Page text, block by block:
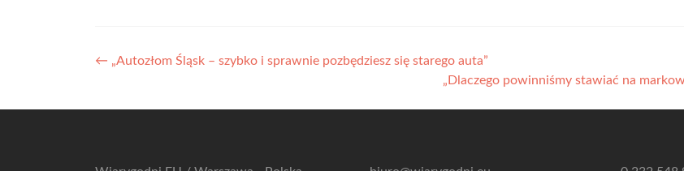
Nawigacja
← „Autozłom Śląsk – szybko i sprawnie pozbędziesz się starego auta”
„Dlaczego powinniśmy stawiać na